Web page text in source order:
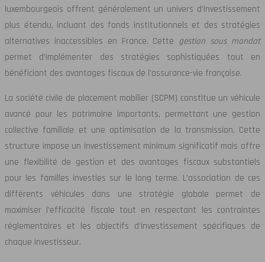
luxembourgeois offrent généralement un univers d’investissement
plus étendu, incluant des fonds institutionnels et des stratégies
alternatives inaccessibles en France. Cette gestion sous mandat
permet d’implémenter des stratégies sophistiquées tout en
bénéficiant des avantages fiscaux de l’assurance-vie française.
La société civile de placement mobilier (SCPM) constitue un véhicule
avancé pour les patrimoine importants, permettant une gestion
collective familiale et une optimisation de la transmission. Cette
structure impose un investissement minimum significatif mais offre
une flexibilité de gestion et des avantages fiscaux substantiels
pour les familles investies sur le long terme. L’association de ces
différents véhicules dans une stratégie globale permet de
maximiser l’efficacité fiscale tout en respectant les contraintes
réglementaires et les objectifs d’investissement spécifiques de
chaque investisseur.